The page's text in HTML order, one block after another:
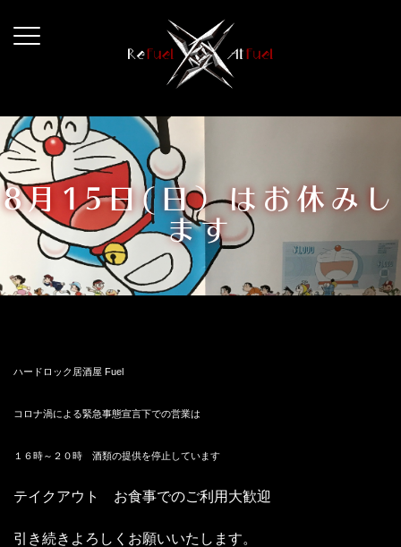
ン
へ
ス
キ
ッ
8月15日(日）はお休みし
ます
ハードロック居酒屋 Fuel
コロナ渦による緊急事態宣言下での営業は
１６時～２０時 酒類の提供を停止しています
テイクアウト お食事でのご利用大歓迎
引き続きよろしくお願いいたします。